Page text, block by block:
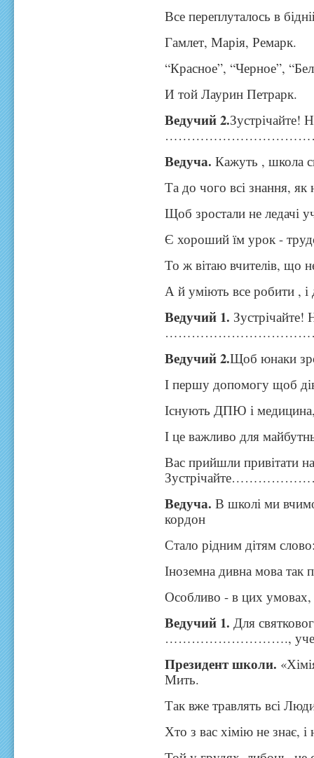
Все переплуталось в
Гамлет, Марія, Ремарк.
“Красное”, “Черное”,
И той Лаурин Петрарк.
Ведучий 2.Зустрічайте!
Ведуча.Кажуть , школа
Та до чого всі знання,
Щоб зростали не ледачі
Є хороший їм урок -
То ж вітаю вчителів, що
А й уміють все робити ,
Ведучий 1. Зустрічайте!
Ведучий 2.Щоб юнаки
І першу допомогу щоб
Існують ДПЮ і
І це важливо для
Вас прийшли привітати
Ведуча.В школі ми
кордон
Стало рідним дітям
Іноземна дивна мова так
Особливо - в цих
Ведучий 1.Для
……………………….,
Президент школи.
Мить.
Так вже травлять всі
Хто з вас хімію не знає, і